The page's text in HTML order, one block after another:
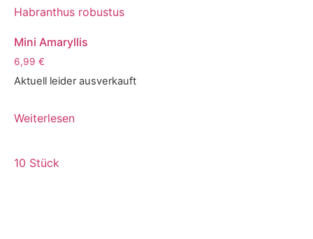
Habranthus robustus
Mini Amaryllis
6,99 €
Aktuell leider ausverkauft
Weiterlesen
10 Stück